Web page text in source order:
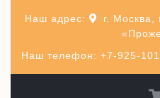
Наш телефон: +7-925-
Наш адрес:
г. Москва,